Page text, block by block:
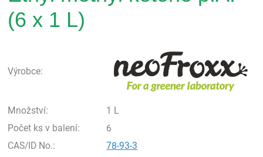
(6 x 1 L)
Výrobce:
Množství:
1 L
Počet ks v balení:
6
CAS/ID No.:
78-93-3